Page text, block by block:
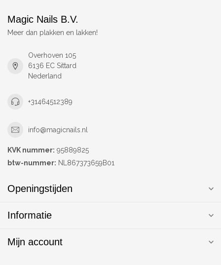
Magic Nails B.V.
Meer dan plakken en lakken!
Overhoven 105
6136 EC Sittard
Nederland
+31464512389
info@magicnails.nl
KVK nummer: 95889825
btw-nummer: NL867373659B01
Openingstijden
Informatie
Mijn account